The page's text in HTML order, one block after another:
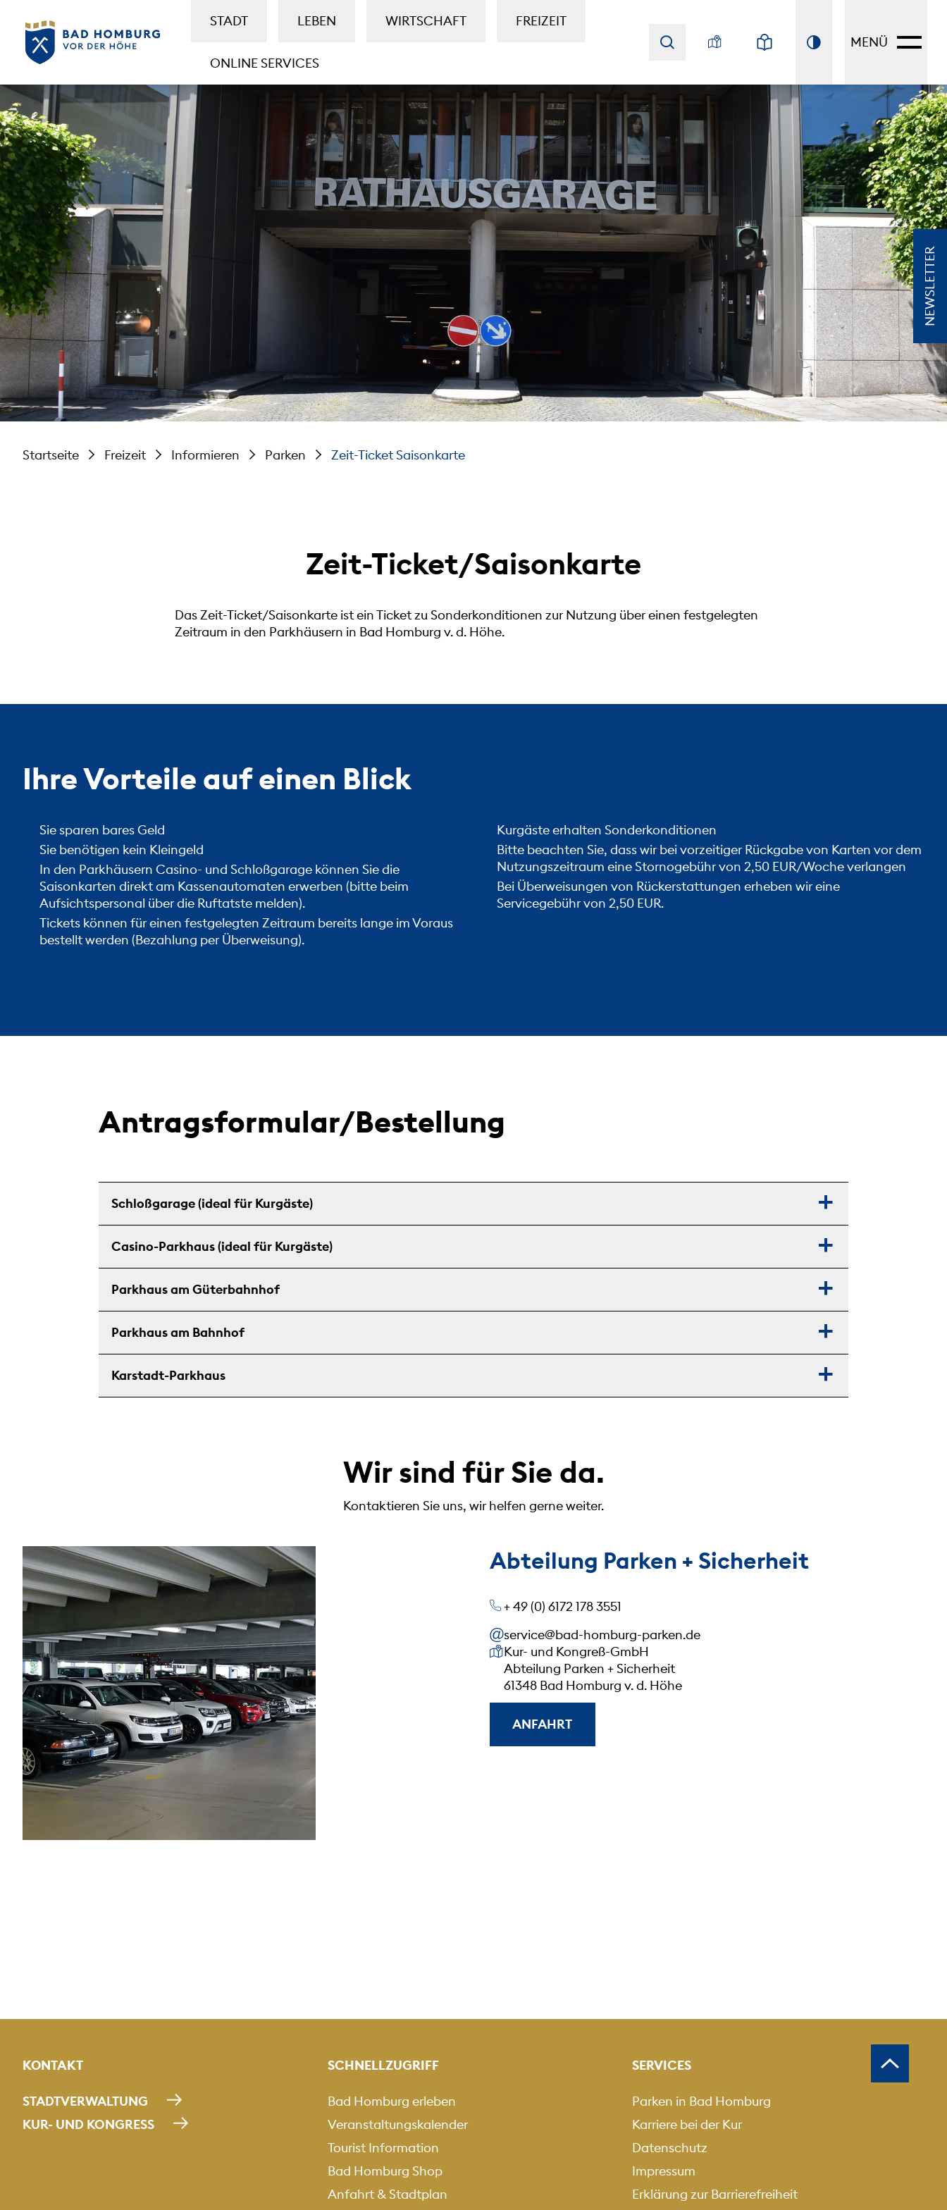
STADT LEBEN WIRTSCHAFT FREIZEIT
ONLINE SERVICES
MENÜ
Startseite Freizeit Informieren Parken Zeit-Ticket Saisonkarte
NEWSLETTER
Zeit-Ticket/Saisonkarte
Das Zeit-Ticket/Saisonkarte ist ein Ticket zu Sonderkonditionen zur Nutzung über einen festgelegten
Zeitraum in den Parkhäusern in Bad Homburg v. d. Höhe.
Ihre Vorteile auf einen Blick
Sie sparen bares Geld
Sie benötigen kein Kleingeld
In den Parkhäusern Casino- und Schloßgarage können Sie die
Saisonkarten direkt am Kassenautomaten erwerben (bitte beim
Aufsichtspersonal über die Ruftatste melden).
Tickets können für einen festgelegten Zeitraum bereits lange im Voraus
bestellt werden (Bezahlung per Überweisung).
Kurgäste erhalten Sonderkonditionen
Bitte beachten Sie, dass wir bei vorzeitiger Rückgabe von Karten vor dem
Nutzungszeitraum eine Stornogebühr von 2,50 EUR/Woche verlangen
Bei Überweisungen von Rückerstattungen erheben wir eine
Servicegebühr von 2,50 EUR.
Antragsformular/Bestellung
Schloßgarage (ideal für Kurgäste)
Casino-Parkhaus (ideal für Kurgäste)
Parkhaus am Güterbahnhof
Parkhaus am Bahnhof
Karstadt-Parkhaus
Wir sind für Sie da.
Kontaktieren Sie uns, wir helfen gerne weiter.
Abteilung Parken + Sicherheit
+ 49 (0) 6172 178 3551
service@bad-homburg-parken.de
Unsere Anschrift
Kur- und Kongreß-GmbH
Abteilung Parken + Sicherheit
61348 Bad Homburg v. d. Höhe
ANFAHRT
KONTAKT
STADTVERWALTUNG
KUR- UND KONGRESS
SCHNELLZUGRIFF
Bad Homburg erleben
Veranstaltungskalender
Tourist Information
Bad Homburg Shop
Anfahrt & Stadtplan
SERVICES
Parken in Bad Homburg
Karriere bei der Kur
Datenschutz
Impressum
Erklärung zur Barrierefreiheit